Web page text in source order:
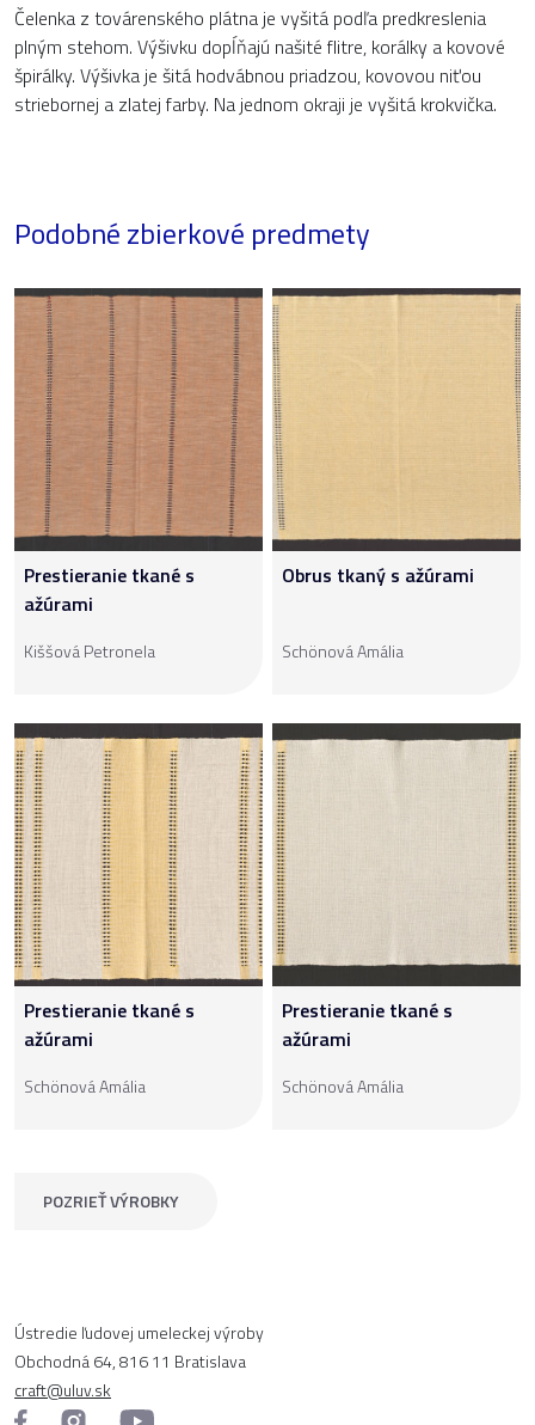
Čelenka z továrenského plátna je vyšitá podľa predkreslenia
plným stehom. Výšivku dopĺňajú našité flitre, korálky a kovové
špirálky. Výšivka je šitá hodvábnou priadzou, kovovou niťou
striebornej a zlatej farby. Na jednom okraji je vyšitá krokvička.
Podobné zbierkové predmety
Prestieranie tkané s
ažúrami
Kiššová Petronela
Obrus tkaný s ažúrami
Schönová Amália
Prestieranie tkané s
ažúrami
Schönová Amália
Prestieranie tkané s
ažúrami
Schönová Amália
POZRIEŤ VÝROBKY
Ústredie ľudovej umeleckej výroby
Obchodná 64, 816 11 Bratislava
craft@uluv.sk